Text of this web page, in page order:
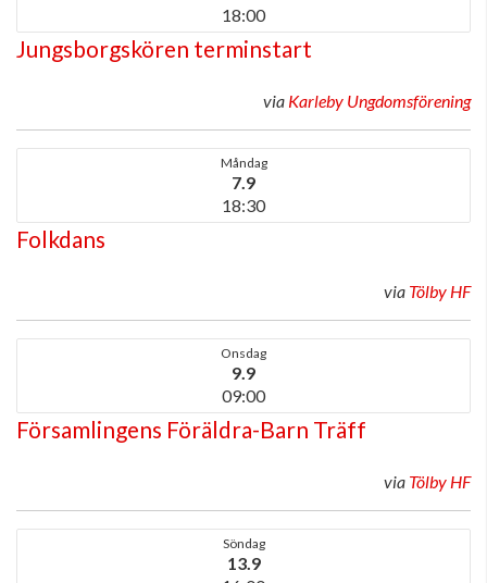
18:00
Jungsborgskören terminstart
via Karleby Ungdomsförening
Måndag
7.9
18:30
Folkdans
via Tölby HF
Onsdag
9.9
09:00
Församlingens Föräldra-Barn Träff
via Tölby HF
Söndag
13.9